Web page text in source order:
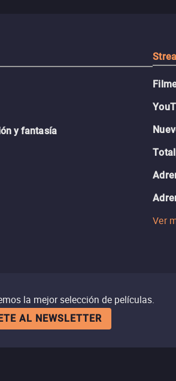
y fantasía
Ver
la mejor selección de películas.
AL NEWSLETTER